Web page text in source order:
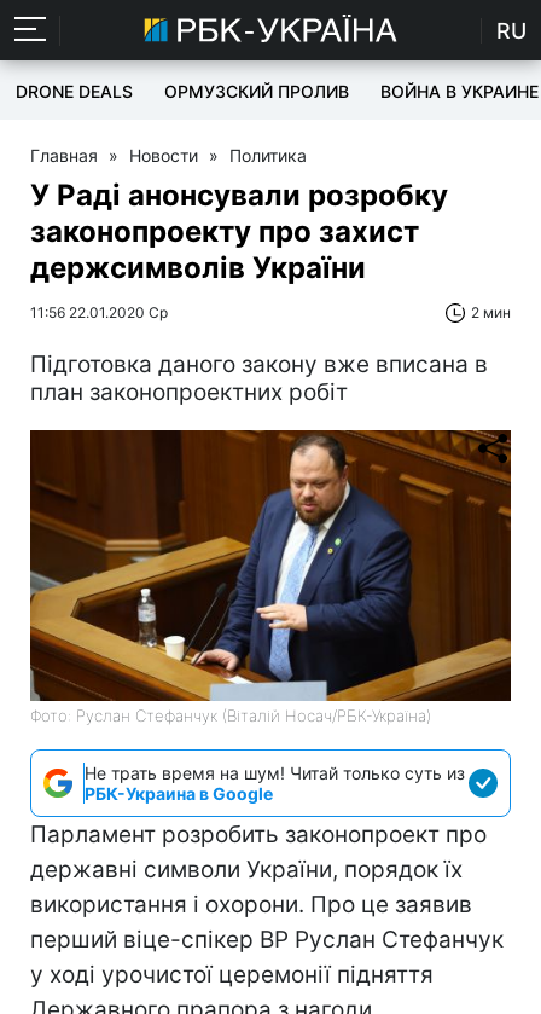
RU
DRONE DEALS ОРМУЗСКИЙ ПРОЛИВ ВОЙНА В УКРАИНЕ
Главная » Новости » Политика
У Раді анонсували розробку
законопроекту про захист
держсимволів України
11:56 22.01.2020 Ср 2 мин
Підготовка даного закону вже вписана в
план законопроектних робіт
Фото: Руслан Стефанчук (Віталій Носач/РБК-Україна)
Не трать время на шум! Читай только суть из
РБК-Украина в Google
Парламент розробить законопроект про
державні символи України, порядок їх
використання і охорони. Про це заявив
перший віце-спікер ВР Руслан Стефанчук
у ході урочистої церемонії підняття